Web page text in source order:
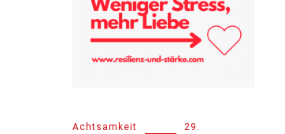
Achtsamkeit
29.